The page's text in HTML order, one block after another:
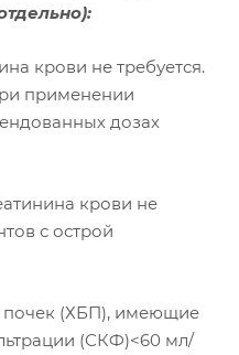
крови не требуется.
применении
дозах
крови не
с острой
почек (ХБП), имеющие
(СКФ)<60 мл/